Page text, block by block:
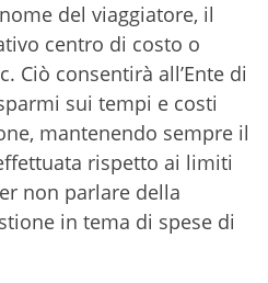
del viaggiatore, il
centro di costo o
Ciò consentirà all’Ente di
sui tempi e costi
mantenendo sempre il
rispetto ai limiti
non parlare della
in tema di spese di